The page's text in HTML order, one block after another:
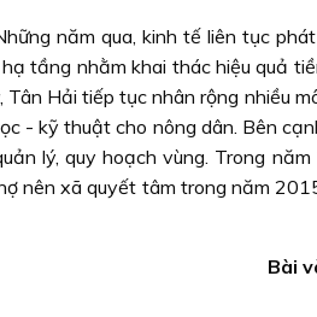
năm qua, kinh tế liên tục
tầng nhằm khai thác hiệu quả
Hải tiếp tục nhân rộng nhiều
- kỹ thuật cho nông dân. Bên
lý, quy hoạch vùng. Trong
nên xã quyết tâm trong năm
Bài